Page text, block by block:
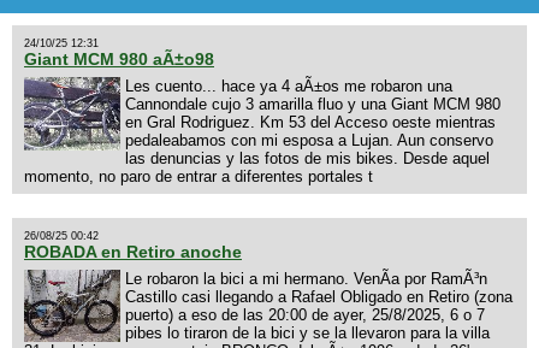
24/10/25 12:31
Giant MCM 980 aÃ±o98
Les cuento... hace ya 4 aÃ±os me robaron una
Cannondale cujo 3 amarilla fluo y una Giant MCM 980
en Gral Rodriguez. Km 53 del Acceso oeste mientras
pedaleabamos con mi esposa a Lujan. Aun conservo
las denuncias y las fotos de mis bikes. Desde aquel
momento, no paro de entrar a diferentes portales t
26/08/25 00:42
ROBADA en Retiro anoche
Le robaron la bici a mi hermano. VenÃ­a por RamÃ³n
Castillo casi llegando a Rafael Obligado en Retiro (zona
puerto) a eso de las 20:00 de ayer, 25/8/2025, 6 o 7
pibes lo tiraron de la bici y se la llevaron para la villa